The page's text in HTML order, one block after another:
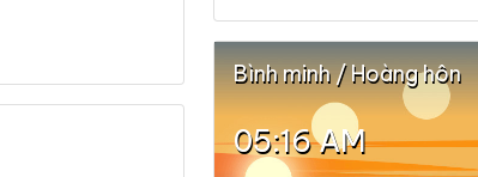
Bình minh / Hoàng hôn
05:16 AM